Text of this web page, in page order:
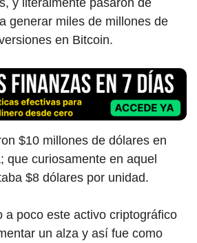
y literalmente pasaron de
generar miles de millones de
en Bitcoin.
$10 millones de dólares en
que curiosamente en aquel
$8 dólares por unidad.
a poco este activo criptográfico
un alza y así fue como